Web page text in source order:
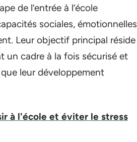
de l’entrée à l’école
sociales, émotionnelles
Leur objectif principal réside
un cadre à la fois sécurisé et
leur développement
à l'école et éviter le stress